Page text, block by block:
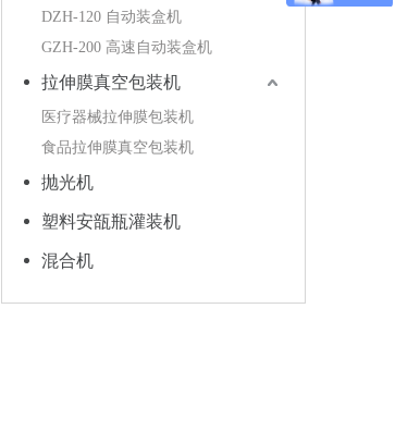
DZH-120 自动装盒机
GZH-200 高速自动装盒机
拉伸膜真空包装机
医疗器械拉伸膜包装机
食品拉伸膜真空包装机
抛光机
塑料安瓿瓶灌装机
混合机